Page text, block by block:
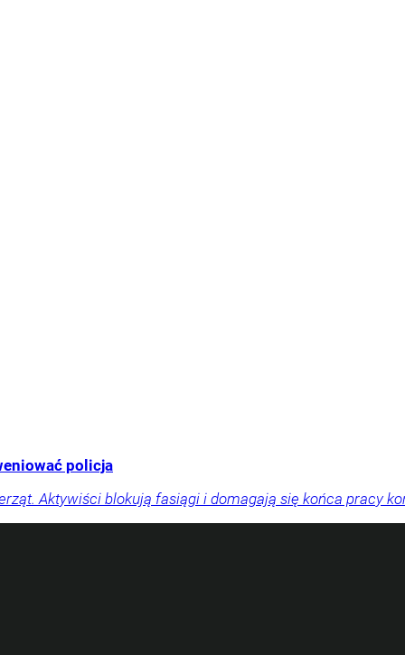
policja
Aktywiści blokują fasiągi i domagają się końca pracy